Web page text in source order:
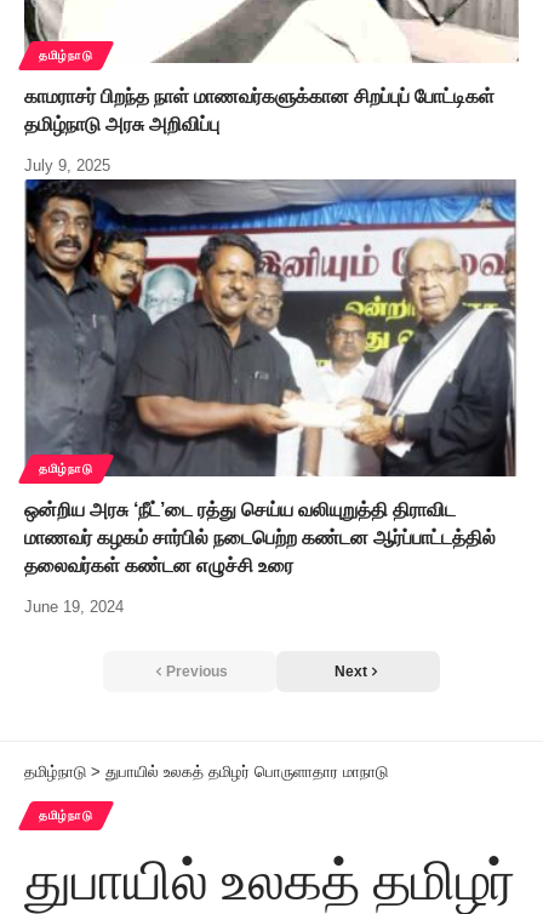
தமிழ்நாடு
காமராசர் பிறந்த நாள் மாணவர்களுக்கான சிறப்புப் போட்டிகள்
தமிழ்நாடு அரசு அறிவிப்பு
July 9, 2025
தமிழ்நாடு
ஒன்றிய அரசு ‘நீட்’டை ரத்து செய்ய வலியுறுத்தி திராவிட
மாணவர் கழகம் சார்பில் நடைபெற்ற கண்டன ஆர்ப்பாட்டத்தில்
தலைவர்கள் கண்டன எழுச்சி உரை
June 19, 2024
Previous Next
தமிழ்நாடு > துபாயில் உலகத் தமிழர் பொருளாதார மாநாடு
தமிழ்நாடு
துபாயில் உலகத் தமிழர்